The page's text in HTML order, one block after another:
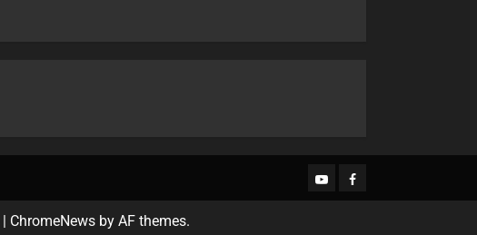
| ChromeNewsby AF themes.